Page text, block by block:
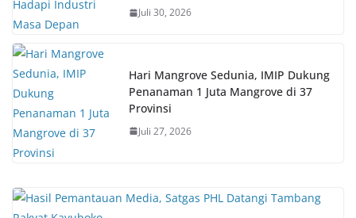
Juli 30, 2026
Hari Mangrove Sedunia, IMIP Dukung
Penanaman 1 Juta Mangrove di 37
Provinsi
Juli 27, 2026